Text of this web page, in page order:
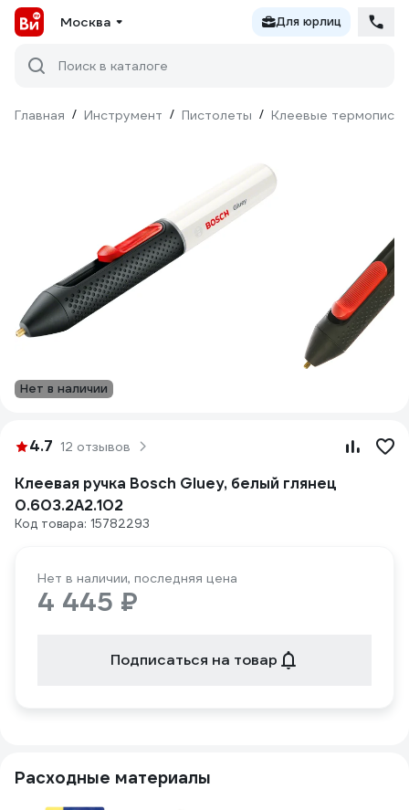
Москва Для юрлиц
Поиск в каталоге
Главная / Инструмент / Пистолеты / Клеевые
Нет в наличии
4.7 12 отзывов
Клеевая ручка Bosch Gluey, белый глянец
0.603.2A2.102
Код товара: 15782293
Нет в наличии, последняя цена
4 445 ₽
Подписаться на товар
Расходные материалы